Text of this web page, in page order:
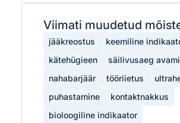
Viimati muudetud
jääkreostus
keemiline
kätehügieen
säilivusaeg
nahabarjäär
tööriietus
puhastamine
kontaktnakkus
bioloogiline indikaator